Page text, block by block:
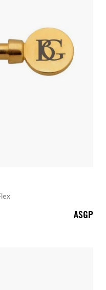
ASGP